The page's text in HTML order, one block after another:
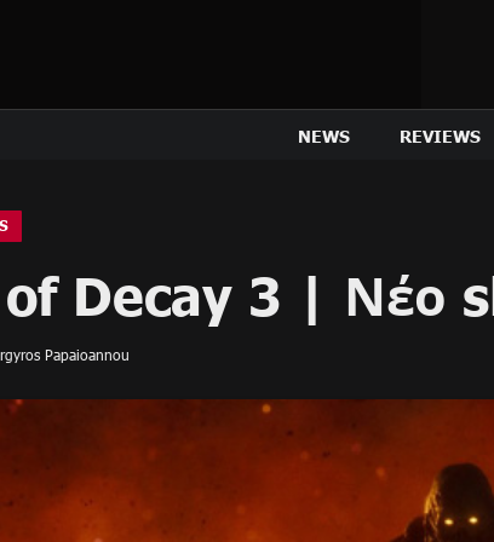
NEWS REVIEWS
Decay 3 | Νέο
Papaioannou